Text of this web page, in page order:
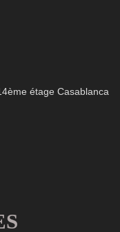
étage Casablanca